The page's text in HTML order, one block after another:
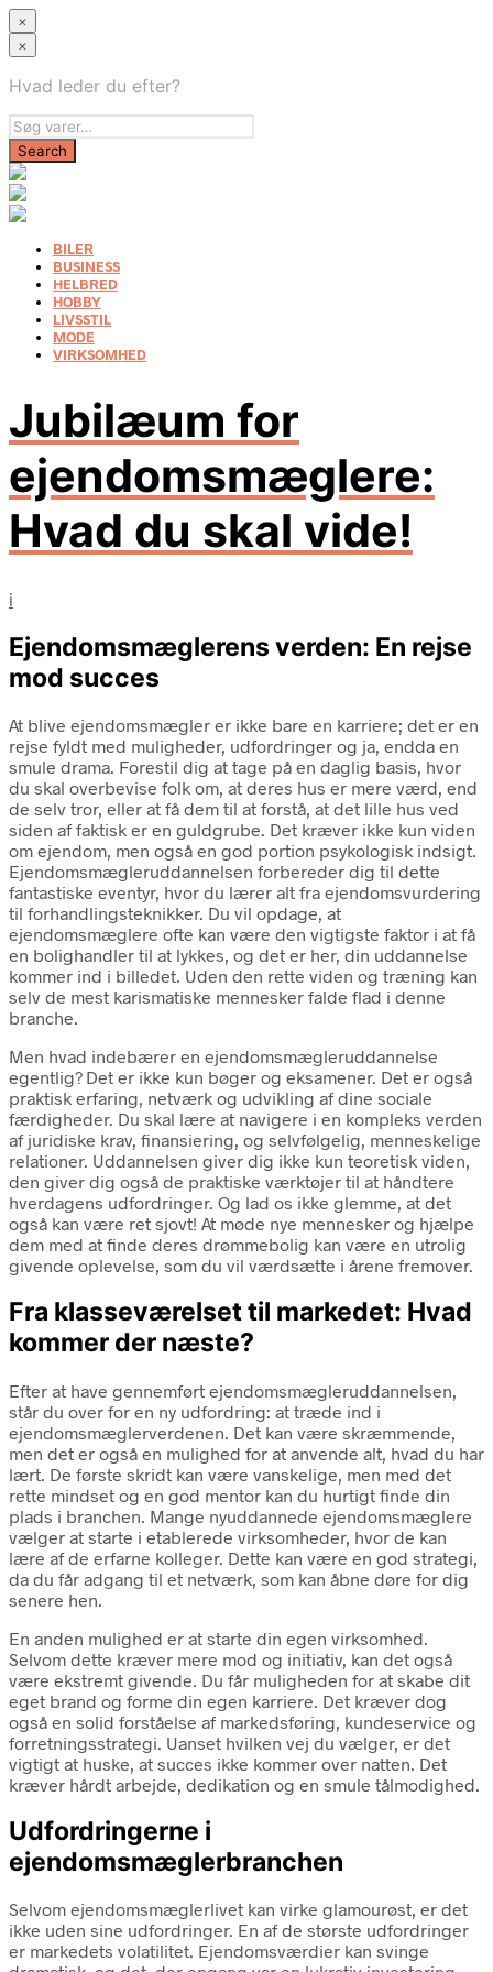
×
×
Hvad leder du efter?
BILER
BUSINESS
HELBRED
HOBBY
LIVSSTIL
MODE
VIRKSOMHED
Jubilæum for
ejendomsmæglere:
Hvad du skal vide!
i
Ejendomsmæglerens verden: En rejse
mod succes
At blive ejendomsmægler er ikke bare en karriere; det er en
rejse fyldt med muligheder, udfordringer og ja, endda en
smule drama. Forestil dig at tage på en daglig basis, hvor
du skal overbevise folk om, at deres hus er mere værd, end
de selv tror, eller at få dem til at forstå, at det lille hus ved
siden af faktisk er en guldgrube. Det kræver ikke kun viden
om ejendom, men også en god portion psykologisk indsigt.
Ejendomsmægleruddannelsen forbereder dig til dette
fantastiske eventyr, hvor du lærer alt fra ejendomsvurdering
til forhandlingsteknikker. Du vil opdage, at
ejendomsmæglere ofte kan være den vigtigste faktor i at få
en bolighandler til at lykkes, og det er her, din uddannelse
kommer ind i billedet. Uden den rette viden og træning kan
selv de mest karismatiske mennesker falde flad i denne
branche.
Men hvad indebærer en ejendomsmægleruddannelse
egentlig? Det er ikke kun bøger og eksamener. Det er også
praktisk erfaring, netværk og udvikling af dine sociale
færdigheder. Du skal lære at navigere i en kompleks verden
af juridiske krav, finansiering, og selvfølgelig, menneskelige
relationer. Uddannelsen giver dig ikke kun teoretisk viden,
den giver dig også de praktiske værktøjer til at håndtere
hverdagens udfordringer. Og lad os ikke glemme, at det
også kan være ret sjovt! At møde nye mennesker og hjælpe
dem med at finde deres drømmebolig kan være en utrolig
givende oplevelse, som du vil værdsætte i årene fremover.
Fra klasseværelset til markedet: Hvad
kommer der næste?
Efter at have gennemført ejendomsmægleruddannelsen,
står du over for en ny udfordring: at træde ind i
ejendomsmæglerverdenen. Det kan være skræmmende,
men det er også en mulighed for at anvende alt, hvad du har
lært. De første skridt kan være vanskelige, men med det
rette mindset og en god mentor kan du hurtigt finde din
plads i branchen. Mange nyuddannede ejendomsmæglere
vælger at starte i etablerede virksomheder, hvor de kan
lære af de erfarne kolleger. Dette kan være en god strategi,
da du får adgang til et netværk, som kan åbne døre for dig
senere hen.
En anden mulighed er at starte din egen virksomhed.
Selvom dette kræver mere mod og initiativ, kan det også
være ekstremt givende. Du får muligheden for at skabe dit
eget brand og forme din egen karriere. Det kræver dog
også en solid forståelse af markedsføring, kundeservice og
forretningsstrategi. Uanset hvilken vej du vælger, er det
vigtigt at huske, at succes ikke kommer over natten. Det
kræver hårdt arbejde, dedikation og en smule tålmodighed.
Udfordringerne i
ejendomsmæglerbranchen
Selvom ejendomsmæglerlivet kan virke glamourøst, er det
ikke uden sine udfordringer. En af de største udfordringer
er markedets volatilitet. Ejendomsværdier kan svinge